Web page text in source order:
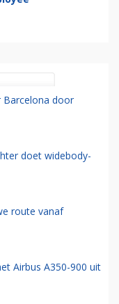
Barcelona door
doet widebody-
route vanaf
Airbus A350-900 uit